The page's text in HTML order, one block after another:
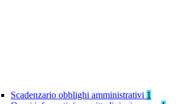
Scadenzario obblighi amministrativi 1